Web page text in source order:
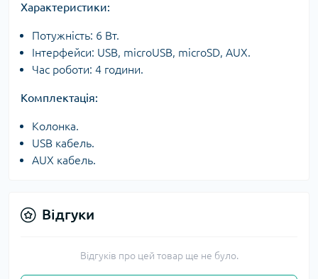
Характеристики:
Потужність: 6 Вт.
Інтерфейси: USB, microUSB, microSD, AUX.
Час роботи: 4 години.
Комплектація:
Колонка.
USB кабель.
AUX кабель.
Відгуки
Відгуків про цей товар ще не було.